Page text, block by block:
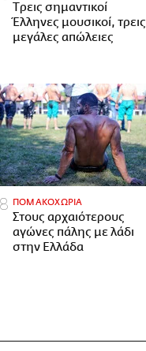
Tρεις σημαντικοί
Έλληνες μουσικοί, τρεις
μεγάλες απώλειες
ΠΟΜΑΚΟΧΩΡΙΑ
Στους αρχαιότερους
αγώνες πάλης με λάδι
στην Ελλάδα